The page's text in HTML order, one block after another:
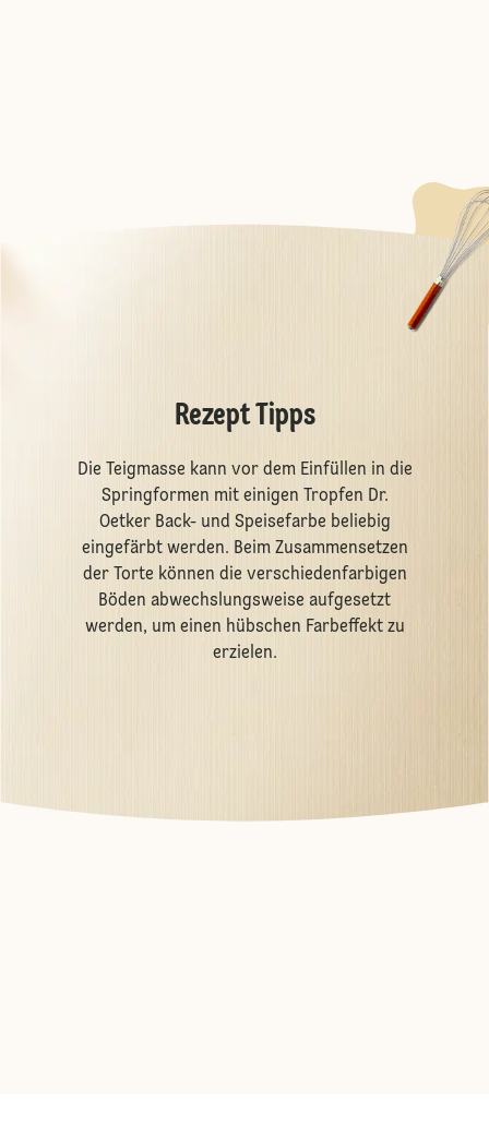
Rezept Tipps
Die Teigmasse kann vor dem Einfüllen in die
Springformen mit einigen Tropfen Dr.
Oetker Back- und Speisefarbe beliebig
eingefärbt werden. Beim Zusammensetzen
der Torte können die verschiedenfarbigen
Böden abwechslungsweise aufgesetzt
werden, um einen hübschen Farbeffekt zu
erzielen.